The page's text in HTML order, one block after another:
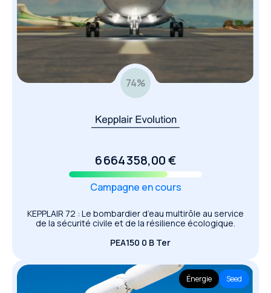
74%
6 664 358,00 €
Campagne en cours
KEPPLAIR 72 : Le bombardier d’eau multirôle au service
de la sécurité civile et de la résilience écologique.
PEA150 0 B Ter
Énergie Seed